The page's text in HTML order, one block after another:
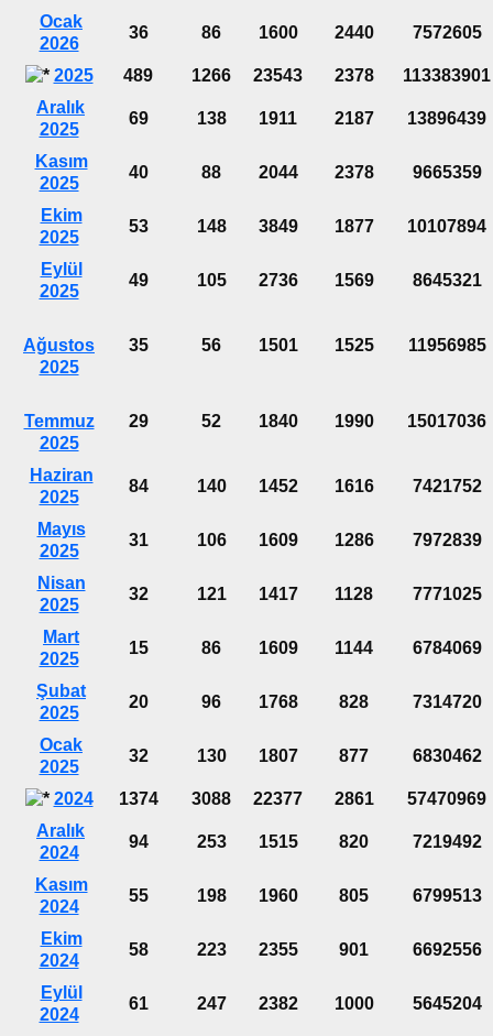
Ocak
2026
36 86 1600 2440 7572605
2025 489 1266 23543 2378
113383901
Aralık
2025
69 138 1911 2187 13896439
Kasım
2025
40 88 2044 2378 9665359
Ekim
2025
53 148 3849 1877 10107894
Eylül
2025
49 105 2736 1569 8645321
Ağustos
2025
35 56 1501 1525 11956985
Temmuz
2025
29 52 1840 1990 15017036
Haziran
2025
84 140 1452 1616 7421752
Mayıs
2025
31 106 1609 1286 7972839
Nisan
2025
32 121 1417 1128 7771025
Mart
2025
15 86 1609 1144 6784069
Şubat
2025
20 96 1768 828 7314720
Ocak
2025
32 130 1807 877 6830462
2024 1374 3088 22377 2861
57470969
Aralık
2024
94 253 1515 820 7219492
Kasım
2024
55 198 1960 805 6799513
Ekim
2024
58 223 2355 901 6692556
Eylül
2024
61 247 2382 1000 5645204